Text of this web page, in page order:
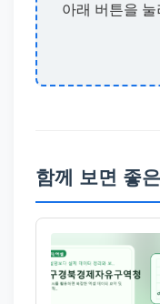
아래 버튼을 눌
함께 보면 좋